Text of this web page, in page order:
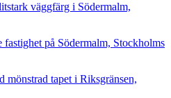
väggfärg i Södermalm,
på Södermalm, Stockholms
mönstrad tapet i Riksgränsen,